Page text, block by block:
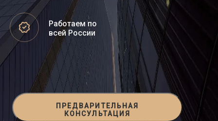
Работаем по
всей России
ПРЕДВАРИТЕЛЬНАЯ
КОНСУЛЬТАЦИЯ